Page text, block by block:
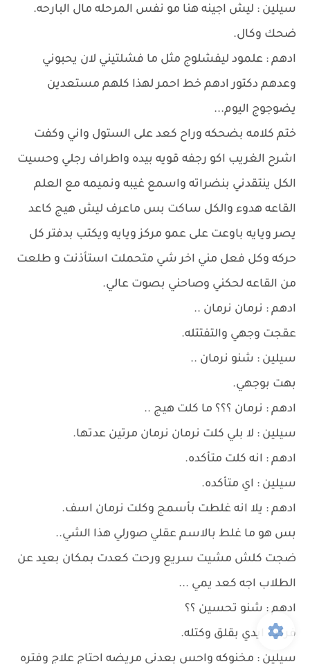
سيلين : ليش اجينه هنا مو نفس المرحله مال البارحه.
ضحك وكال.
ادهم : علمود ليفشلوج مثل ما فشلتيني لان يحبوني
وعدهم دكتور ادهم خط احمر لهذا كلهم مستعدين
يضوجوج اليوم...
ختم كلامه بضحكه وراح كعد على الستول واني وكفت
اشرح الغريب اكو رجفه قويه بيده واطراف رجلي وحسيت
الكل ينتقدني بنضراته واسمع غيبه ونميمه مع العلم
القاعه هدوء والكل ساكت بس ماعرف ليش هيج كاعد
يصر ويايه باوعت على عمو مركز ويايه ويكتب بدفتر كل
حركه وكل فعل مني اخر شي متحملت استأذنت و طلعت
من القاعه لحكني وصاحني بصوت عالي.
ادهم : نرمان نرمان ..
عقجت وجهي والتفتتله.
سيلين : شنو نرمان ..
بهت بوجهي.
ادهم : نرمان ؟؟؟ ما كلت هيج ..
سيلين : لا بلي كلت نرمان نرمان مرتين عدتها.
ادهم : انه كلت متأكده.
سيلين : اي متأكده.
ادهم : يلا انه غلطت بأسمج وكلت نرمان اسف.
بس هو ما غلط بالاسم عقلي صورلي هذا الشي..
ضجت كلش مشيت سريع ورحت كعدت بمكان بعيد عن
الطلاب اجه كعد يمي ...
ادهم : شنو تحسين ؟؟
فركت ايدي بقلق وكتله.
سيلين : مخنوكه واحس بعدني مريضه احتاج علاج وفتره